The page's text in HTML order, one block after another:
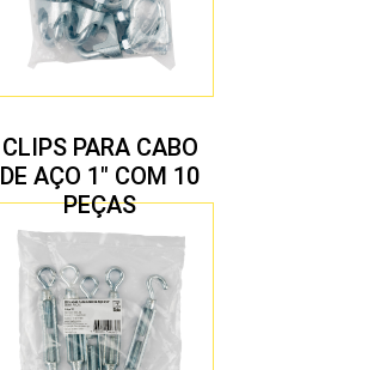
CLIPS PARA CABO
DE AÇO 1″ COM 10
PEÇAS